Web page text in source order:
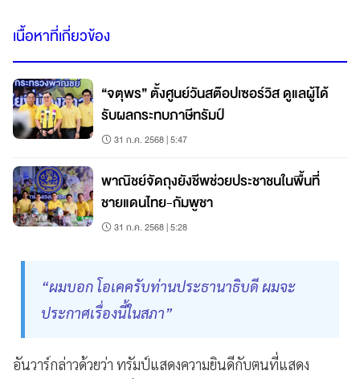
เนื้อหาที่เกี่ยวข้อง
“จตุพร” ตั้งศูนย์วันสต๊อปเซอร์วิส ดูแลผู้ได้
รับผลกระทบภาษีทรัมป์
31 ก.ค. 2568 | 5:47
พาณิชย์จัดถุงยังชีพช่วยประชาชนในพื้นที่
ชายแดนไทย-กัมพูชา
31 ก.ค. 2568 | 5:28
“ผมบอก โอเคครับท่านประธานาธิบดี ผมจะ
ประกาศเรื่องนี้ในสภา”
อันวาร์กล่าวด้วยว่า ทรัมป์แสดงความยินดีกับตนที่แสดง